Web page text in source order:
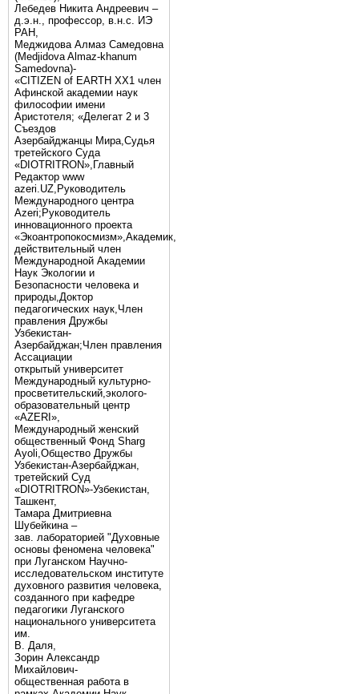
Лебедев Никита Андреевич –
д.э.н., профессор, в.н.с. ИЭ
РАН,
Меджидова Алмаз Самедовна
(Medjidova Almaz-khanum
Samedovna)-
«CITIZEN of EARTH XX1 член
Афинской академии наук
философии имени
Аристотеля; «Делегат 2 и 3
Съездов
Азербайджанцы Мира,Судья
третейского Суда
«DIOTRITRON»,Главный
Редактор www
azeri.UZ,Руководитель
Международного центра
Аzeri;Руководитель
инновационного проекта
«Экоантропокосмизм»,Академик,
действительный член
Международной Академии
Наук Экологии и
Безопасности человека и
природы,Доктор
педагогических наук,Член
правления Дружбы
Узбекистан-
Азербайджан;Член правления
Ассациации
открытый университет
Международный культурно-
просветительский,эколого-
образовательный центр
«AZERI»,
Mеждународный женский
общественный Фонд Sharg
Аyoli,Общество Дружбы
Узбекистан-Азербайджан,
третейский Суд
«DIOTRITRON»-Узбекистан,
Ташкент,
Тамара Дмитриевна
Шубейкина –
зав. лабораторией "Духовные
основы феномена человека"
при Луганском Научно-
исследовательском институте
духовного развития человека,
созданного при кафедре
педагогики Луганского
национального университета
им.
В. Даля,
Зорин Александр
Михайлович-
общественная работа в